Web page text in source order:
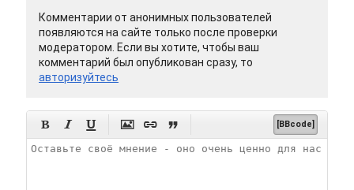
Комментарии от анонимных пользователей
появляются на сайте только после проверки
модератором. Если вы хотите, чтобы ваш
комментарий был опубликован сразу, то
авторизуйтесь
      [BBcode]